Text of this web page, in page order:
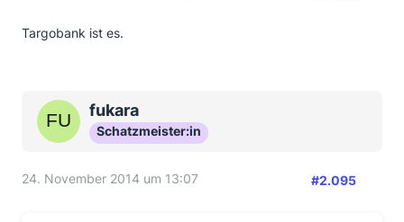
Targobank ist es.
fukara
Schatzmeister:in
24. November 2014 um 13:07 #2.095